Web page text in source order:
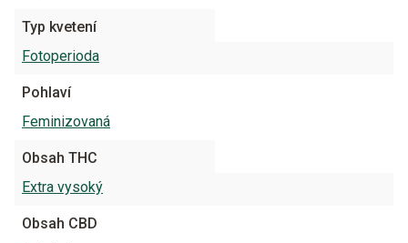
Typ kvetení
Fotoperioda
Pohlaví
Feminizovaná
Obsah THC
Extra vysoký
Obsah CBD